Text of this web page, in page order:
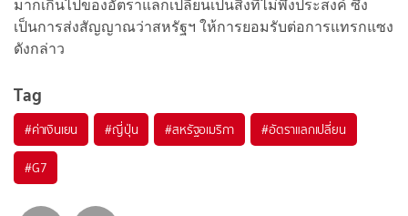
มากเกินไปของอัตราแลกเปลี่ยนเป็นสิ่งที่ไม่พึงประสงค์ ซึ่ง
เป็นการส่งสัญญาณว่าสหรัฐฯ ให้การยอมรับต่อการแทรกแซง
ดังกล่าว
Tag
#ค่าเงินเยน #ญี่ปุ่น #สหรัฐอเมริกา #อัตราแลกเปลี่ยน
#G7